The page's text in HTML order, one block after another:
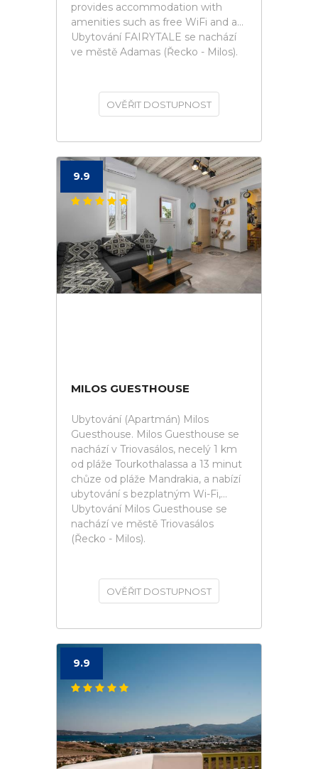
provides accommodation with
amenities such as free WiFi and a...
Ubytování FAIRYTALE se nachází
ve městě Adamas (Řecko - Milos).
OVĚŘIT DOSTUPNOST
9.9
MILOS GUESTHOUSE
Ubytování (Apartmán) Milos
Guesthouse. Milos Guesthouse se
nachází v Triovasálos, necelý 1 km
od pláže Tourkothalassa a 13 minut
chůze od pláže Mandrakia, a nabízí
ubytování s bezplatným Wi-Fi,...
Ubytování Milos Guesthouse se
nachází ve městě Triovasálos
(Řecko - Milos).
OVĚŘIT DOSTUPNOST
9.9